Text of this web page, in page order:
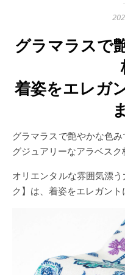
グラマラスで
着姿をエレガ
グラマラスで艶やかな色みで、華やかな曲線が絡み合う、ラ
グジュアリーなアラベスク
オリエンタルな雰囲気漂
ク】は、着姿をエレガント